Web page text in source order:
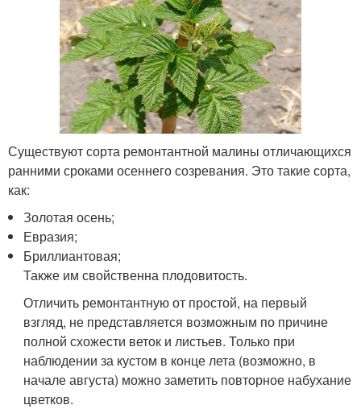
Существуют сорта ремонтантной малины отличающихся
ранними сроками осеннего созревания. Это такие сорта,
как:
Золотая осень;
Евразия;
Бриллиантовая;
Также им свойственна плодовитость.
Отличить ремонтантную от простой, на первый
взгляд, не представляется возможным по причине
полной схожести веток и листьев. Только при
наблюдении за кустом в конце лета (возможно, в
начале августа) можно заметить повторное набухание
цветков.